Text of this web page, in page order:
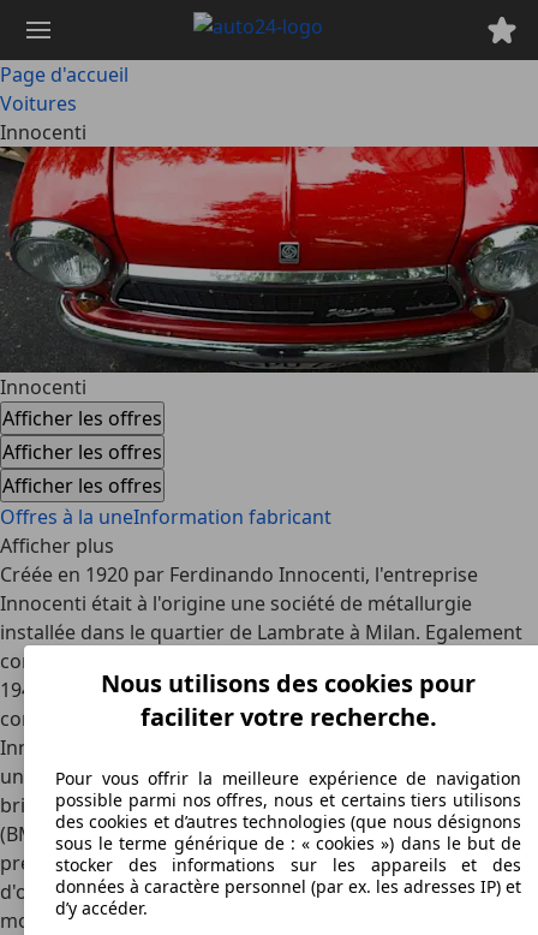
contenu
principal
Page d'accueil
Voitures
Innocenti
Innocenti
Afficher les offres
Afficher les offres
Afficher les offres
Offres à la uneInformation fabricant
Afficher plus
Créée en 1920 par Ferdinando Innocenti, l'entreprise
Innocenti était à l'origine une société de métallurgie
installée dans le quartier de Lambrate à Milan. Egalement
constructeur des célèbres scooters Lambretta à partir de
1947, l'entreprise a ensuite consacré ses activités à la
construction d'automobiles à partir de 1960 avec sa firme
Innocenti Auto. A ses débuts, l'entreprise effectuait
uniquement le montage sous licence de modèles
britanniques conçus par la British Motor Corporation
(BMC). Ce fut le cas pour la copie italienne de l'Austin A40,
premier modèle commercialisé par la marque à partir
d'octobre 1960, mais également pour plusieurs autres
modèles suivants tels que l'Innocenti I5, l'Innocenti J4 et
Nous utilisons des cookies pour
faciliter votre recherche.
Pour vous offrir la meilleure expérience de navigation
possible parmi nos offres, nous et certains tiers utilisons
des cookies et d’autres technologies (que nous désignons
sous le terme générique de : « cookies ») dans le but de
stocker des informations sur les appareils et des
données à caractère personnel (par ex. les adresses IP) et
d’y accéder.